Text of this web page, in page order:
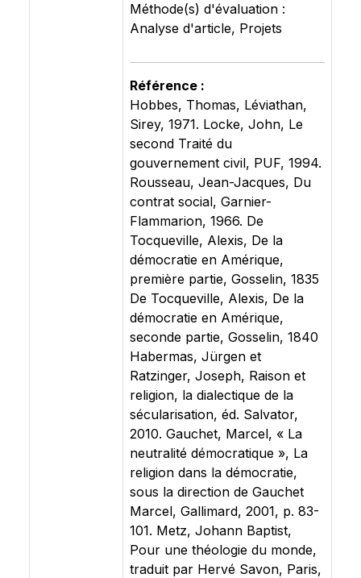
Méthode(s) d'évaluation :
Analyse d'article, Projets
Référence :
Hobbes, Thomas, Léviathan,
Sirey, 1971. Locke, John, Le
second Traité du
gouvernement civil, PUF, 1994.
Rousseau, Jean-Jacques, Du
contrat social, Garnier-
Flammarion, 1966. De
Tocqueville, Alexis, De la
démocratie en Amérique,
première partie, Gosselin, 1835
De Tocqueville, Alexis, De la
démocratie en Amérique,
seconde partie, Gosselin, 1840
Habermas, Jürgen et
Ratzinger, Joseph, Raison et
religion, la dialectique de la
sécularisation, éd. Salvator,
2010. Gauchet, Marcel, « La
neutralité démocratique », La
religion dans la démocratie,
sous la direction de Gauchet
Marcel, Gallimard, 2001, p. 83-
101. Metz, Johann Baptist,
Pour une théologie du monde,
traduit par Hervé Savon, Paris,